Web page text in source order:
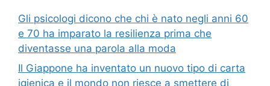
Gli psicologi dicono che chi è nato negli anni 60
e 70 ha imparato la resilienza prima che
diventasse una parola alla moda
Il Giappone ha inventato un nuovo tipo di carta
igienica e il mondo non riesce a smettere di